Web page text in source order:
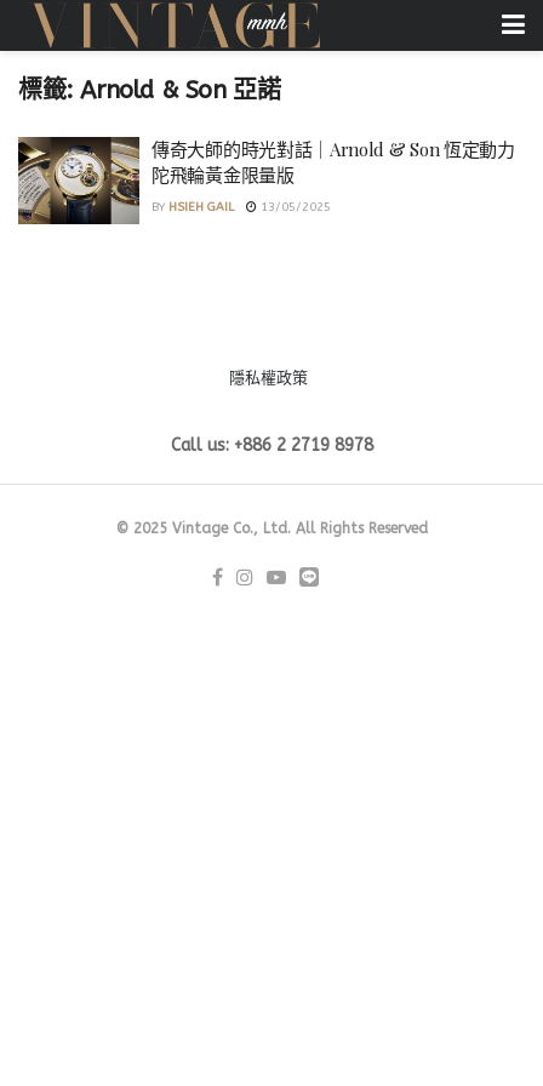
標籤:Arnold & Son 亞諾
傳奇大師的時光對話｜Arnold & Son 恆定動力
陀飛輪黃金限量版
BY HSIEH GAIL 13/05/2025
隱私權政策
Call us: +886 2 2719 8978
© 2025 Vintage Co., Ltd. All Rights Reserved